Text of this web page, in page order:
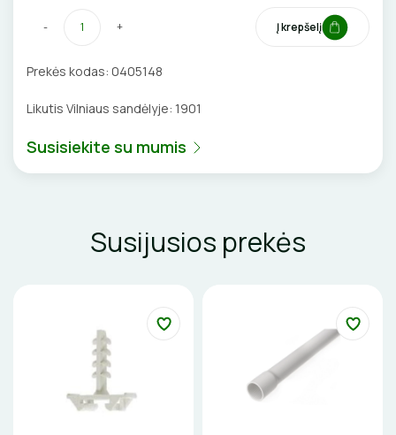
VENTILIATORIAI
BATERIJOS
EL. SKAMBUČIAI
GELINĖS JUNGTYS
ĮKROVIMO SPRENDIMAI
Įkrovimo stotelės
Įkrovimo kabeliai
AUTOMATINIAI JUNGIKLIAI
KONTAKTORIAI
ATSUKTUVAI
REPLĖS
ELEKTRINIS ŠILDYMAS
- + Į krepšelį
Prekės kodas: 0405148
Likutis Vilniaus sandėlyje: 1901
Susisiekite su mumis
Susijusios prekės